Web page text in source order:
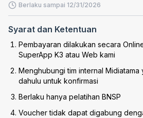
Berlaku sampai 12/31/2026
Syarat dan Ketentuan
Pembayaran dilakukan secara
SuperApp K3 atau Web kami
Menghubungi tim internal
dahulu untuk konfirmasi
Berlaku hanya pelatihan BNSP
Voucher tidak dapat digabung